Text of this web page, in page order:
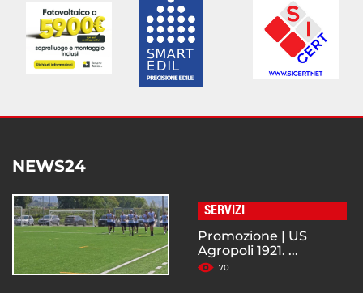
NEWS24
SERVIZI
Promozione | US
Agropoli 1921. ...
70